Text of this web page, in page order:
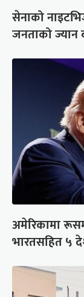
सेनाको
जनताको ज्यान
अमेरिकामा
भारतसहित ५